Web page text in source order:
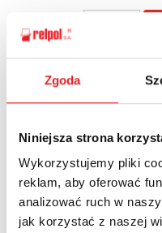
Zgoda
Niniejsza strona
Wykorzystujemy pliki
reklam, aby oferować
analizować ruch w
jak korzystać z naszej
Zapytaj o
Imię i nazwisko: *